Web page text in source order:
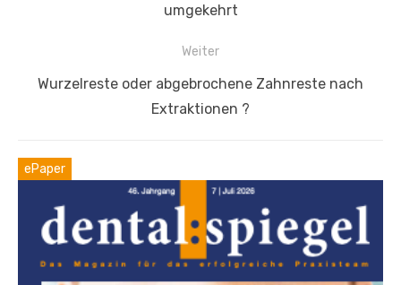
umgekehrt
Weiter
Nächster
Wurzelreste oder abgebrochene Zahnreste nach
Extraktionen ?
ePaper